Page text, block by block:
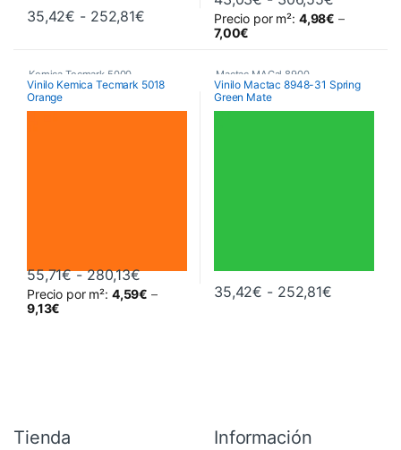
35,42€ - 252,81€Rango de precios: desde 35,42€
Este producto tiene múltiples variantes. Las opciones se
Precio por m²: 4,98€ –
7,00€
Este producto tiene múltiples
Kemica Tecmark 5000
Poliméricos
Vinilo Kemica Tecmark 5018
Orange
55,71€ - 280,13€Rango de precios: desde 55,71€ hasta
Precio por m²: 4,59€ –
9,13€
Este producto tiene múltiples variantes. Las opciones se
Mactac MACal 8900
Monoméricos
Vinilo Mactac 8948-31 Spring
Green Mate
35,42€ - 252,81€Rango de
Este producto tiene múltiples
Tienda Información